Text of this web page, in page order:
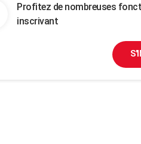
Profitez de nombreuses
inscrivant